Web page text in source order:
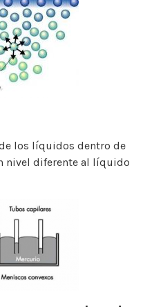
los líquidos dentro de
nivel diferente al líquido